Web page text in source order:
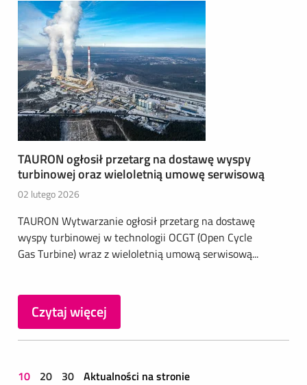
TAURON ogłosił przetarg na dostawę wyspy
turbinowej oraz wieloletnią umowę serwisową
02 lutego 2026
TAURON Wytwarzanie ogłosił przetarg na dostawę
wyspy turbinowej w technologii OCGT (Open Cycle
Gas Turbine) wraz z wieloletnią umową serwisową...
Czytaj więcej
10 20 30 Aktualności na stronie